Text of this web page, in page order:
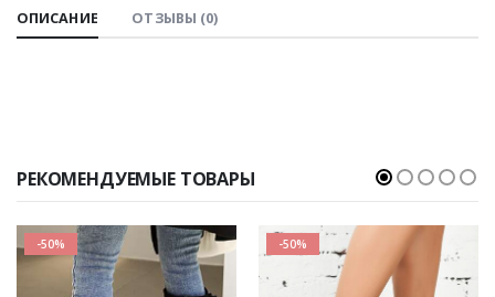
ОПИСАНИЕ ОТЗЫВЫ (0)
РЕКОМЕНДУЕМЫЕ ТОВАРЫ
-50% -50%